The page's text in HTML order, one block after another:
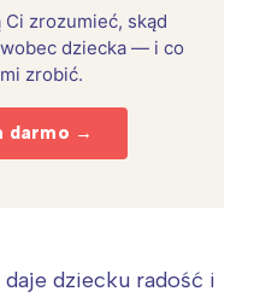
zrozumieć, skąd
dziecka — i co
zrobić.
darmo →
daje dziecku radość i